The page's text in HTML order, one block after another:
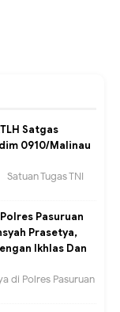
Satgas
0910/Malinau
Tugas TNI
Pasuruan
Prasetya,
Ikhlas Dan
di Polres Pasuruan